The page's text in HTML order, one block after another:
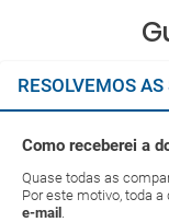
RESOLVEMOS
Como receberei a
Quase todas as
Por este motivo, toda
e-mail .